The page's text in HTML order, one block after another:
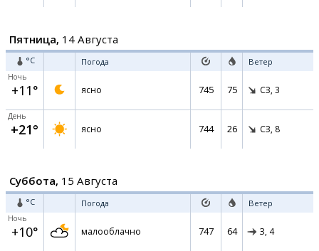
Пятница, 14 Августа
°C Погода Ветер
Ночь
+11° ясно 745 75 СЗ, 3
День
+21° ясно 744 26 СЗ, 8
Суббота, 15 Августа
°C Погода Ветер
Ночь
+10° малооблачно 747 64 З, 4